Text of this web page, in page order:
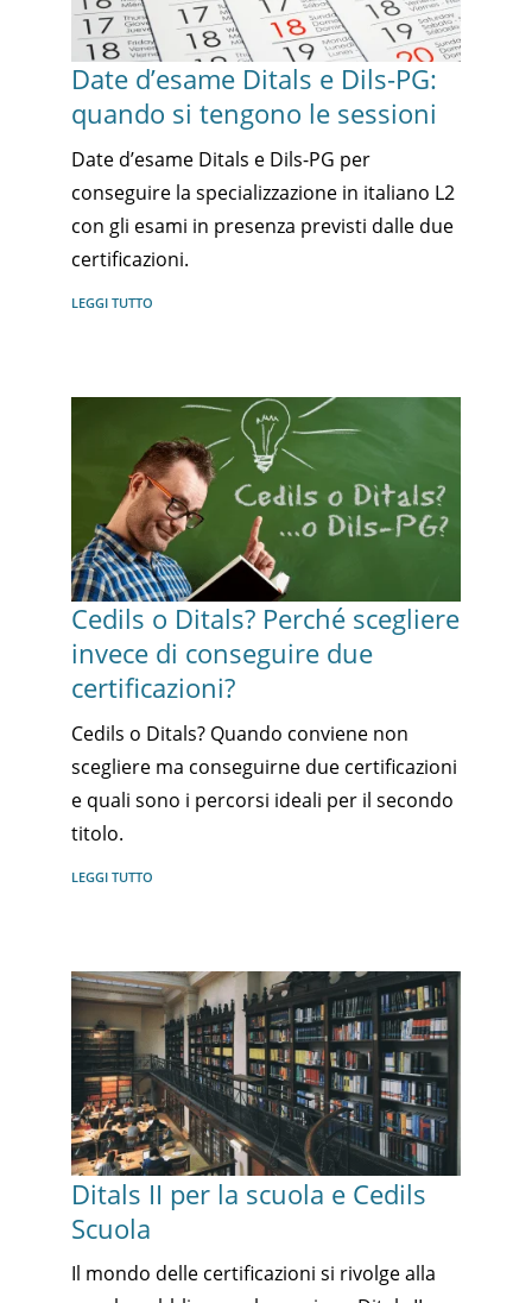
Date d’esame Ditals e Dils-PG:
quando si tengono le sessioni
Date d’esame Ditals e Dils-PG per
conseguire la specializzazione in italiano L2
con gli esami in presenza previsti dalle due
certificazioni.
LEGGI TUTTO
Cedils o Ditals? Perché scegliere
invece di conseguire due
certificazioni?
Cedils o Ditals? Quando conviene non
scegliere ma conseguirne due certificazioni
e quali sono i percorsi ideali per il secondo
titolo.
LEGGI TUTTO
Ditals II per la scuola e Cedils
Scuola
Il mondo delle certificazioni si rivolge alla